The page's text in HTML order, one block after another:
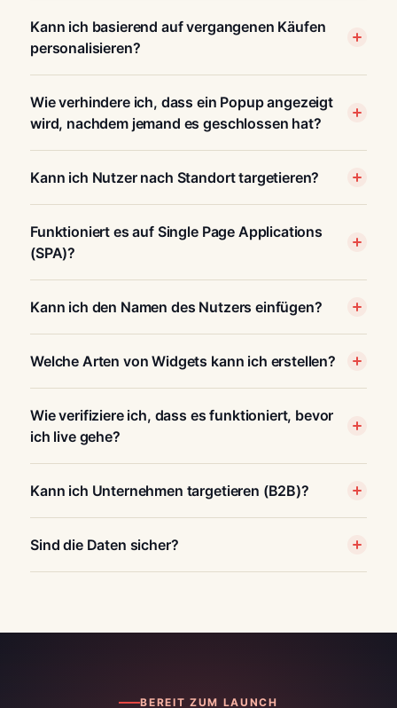
Kann ich basierend auf vergangenen Käufen
personalisieren?
Wie verhindere ich, dass ein Popup angezeigt
wird, nachdem jemand es geschlossen hat?
Kann ich Nutzer nach Standort targetieren?
Funktioniert es auf Single Page Applications
(SPA)?
Kann ich den Namen des Nutzers einfügen?
Welche Arten von Widgets kann ich erstellen?
Wie verifiziere ich, dass es funktioniert, bevor
ich live gehe?
Kann ich Unternehmen targetieren (B2B)?
Sind die Daten sicher?
BEREIT ZUM LAUNCH